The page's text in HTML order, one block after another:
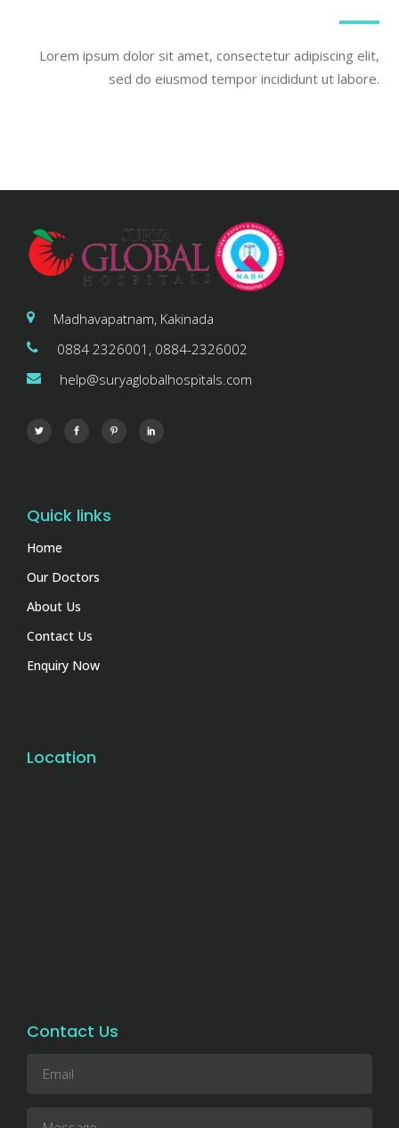
Lorem ipsum dolor sit amet, consectetur adipiscing elit,
sed do eiusmod tempor incididunt ut labore.
Madhavapatnam, Kakinada
0884 2326001, 0884-2326002
help@suryaglobalhospitals.com
Quick links
Home
Our Doctors
About Us
Contact Us
Enquiry Now
Location
Contact Us